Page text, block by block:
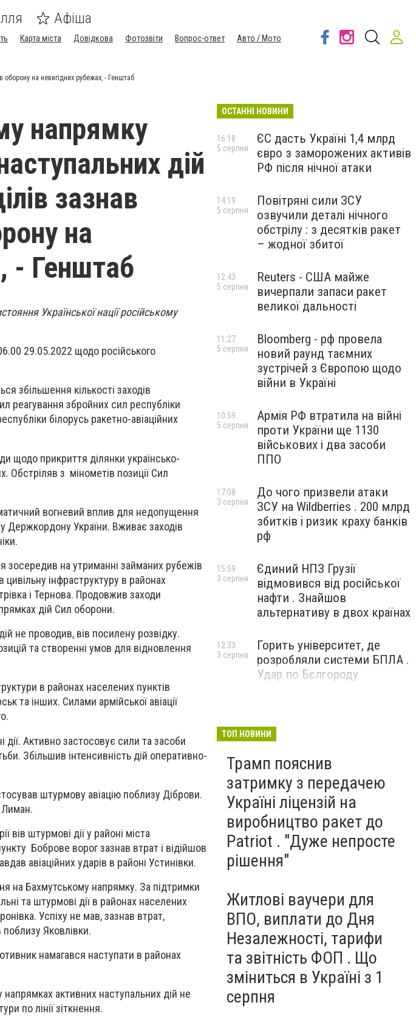
Афіша
Карта міста Довідкова Фотозвіти Вопрос-ответ
Авто / Мото
оборону на невигідних рубежах, - Генштаб
напрямку
дій
зазнав
на
- Генштаб
Української нації російському
29.05.2022 щодо російського
збільшення кількості заходів
реагування збройних сил республіки
білорусь ракетно-авіаційних
щодо прикриття ділянки українсько-
Обстріляв з мінометів позиції Сил
вогневий вплив для недопущення
Держкордону України. Вживає заходів
зосередив на утриманні займаних рубежів
інфраструктуру в районах
і Тернова. Продовжив заходи
дій Сил оборони.
не проводив, вів посилену розвідку.
та створенні умов для відновлення
в районах населених пунктів
та інших. Силами армійської авіації
Активно застосовує сили та засоби
Збільшив інтенсивність дій оперативно-
штурмову авіацію поблизу Діброви.
Лиман.
вів штурмові дії у районі міста
Боброве ворог зазнав втрат і відійшов
авіаційних ударів в районі Устинівки.
на Бахмутському напрямку. За підтримки
та штурмові дії в районах населених
Успіху не мав, зазнав втрат,
поблизу Яковлівки.
намагався наступати в районах
активних наступальних дій не
по лінії зіткнення.
ОСТАННІ НОВИНИ
ЄС дасть Україні 1,4 млрд
євро з заморожених активів
РФ після нічної атаки
16:18
5 серпня
Повітряні сили ЗСУ
озвучили деталі нічного
обстрілу : з десятків ракет
– жодної збитої
14:19
5 серпня
Reuters - США майже
вичерпали запаси ракет
великої дальності
12:43
5 серпня
Bloomberg - рф провела
новий раунд таємних
зустрічей з Європою щодо
війни в Україні
11:27
5 серпня
Армія РФ втратила на війні
проти України ще 1130
військових і два засоби
ППО
10:59
5 серпня
До чого призвели атаки
ЗСУ на Wildberries . 200 млрд
збитків і ризик краху банків
рф
17:08
3 серпня
Єдиний НПЗ Грузії
відмовився від російської
нафти . Знайшов
альтернативу в двох країнах
15:59
3 серпня
Горить університет, де
розробляли системи БПЛА .
Удар по Бєлгороду
12:33
3 серпня
ТОП НОВИНИ
Трамп пояснив
затримку з передачею
Україні ліцензій на
виробництво ракет до
Patriot . "Дуже непросте
рішення"
Житлові ваучери для
ВПО, виплати до Дня
Незалежності, тарифи
та звітність ФОП . Що
зміниться в Україні з 1
серпня